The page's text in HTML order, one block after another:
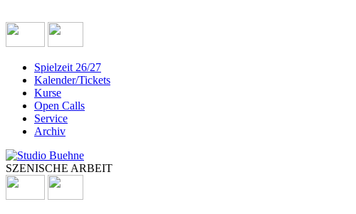
Spielzeit 26/27
Kalender/Tickets
Kurse
Open Calls
Service
Archiv
SZENISCHE ARBEIT